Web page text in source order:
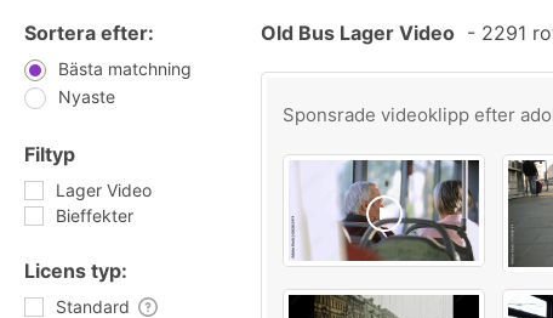
Sortera efter:
Bästa matchning
Nyaste
Filtyp
Lager Video
Bieffekter
Licens typ:
Standard
Old Bus Lager Video - 2291
Sponsrade videoklipp efter